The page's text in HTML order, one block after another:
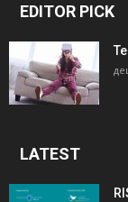
EDITOR PICK
LATEST